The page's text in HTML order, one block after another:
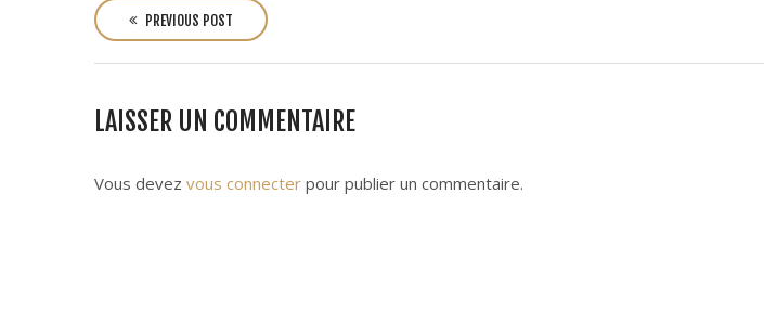
o
s
t
n
a
i
PREVIOUS POST
LAISSER UN COMMENTAIRE
Vous devez vous connecter pour publier un commentaire.